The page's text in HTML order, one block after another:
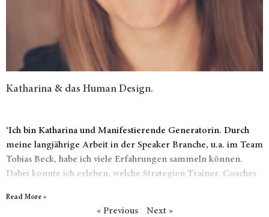
Katharina & das Human Design.
‘Ich bin Katharina und Manifestierende Generatorin. Durch
meine langjährige Arbeit in der Speaker Branche, u.a. im Team
Tobias Beck, habe ich viele Erfahrungen sammeln können.
Dabei konnte ich erleben, welche Strategien Trainer, Coaches
Read More »
« Previous Next »